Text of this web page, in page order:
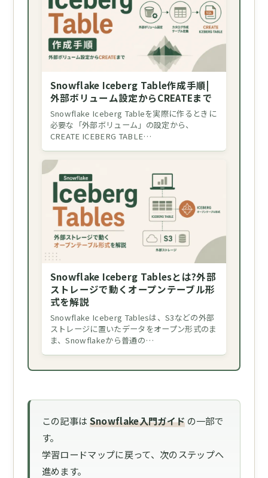
Snowflake Iceberg Table作成手順|
外部ボリューム設定からCREATEまで
Snowflake Iceberg Tableを実際に作るときに
必要な「外部ボリューム」の設定から、
CREATE ICEBERG TABLE…
Snowflake Iceberg Tablesとは?外部
ストレージで動くオープンテーブル形
式を解説
Snowflake Iceberg Tablesは、S3などの外部
ストレージに置いたデータをオープン形式のま
ま、Snowflakeから普通の…
この記事は Snowflake入門ガイド の一部で
す。
学習ロードマップに戻って、次のステップへ
進めます。